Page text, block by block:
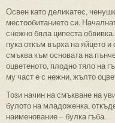
Освен като деликатес,
местообитанието си.
снежно бяла ципеста
пука откъм върха на яйцето
смъква към основата на
оцветеното, плодно тяло на
му част е с нежни, жълто
Този начин на смъкване на
булото на младоженка,
наименование – булка гъба.